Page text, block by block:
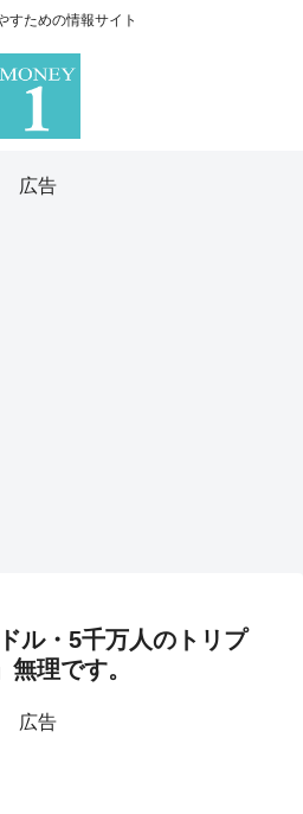
すための情報サイト
広告
ル・5千万人のトリプ
理です。
広告